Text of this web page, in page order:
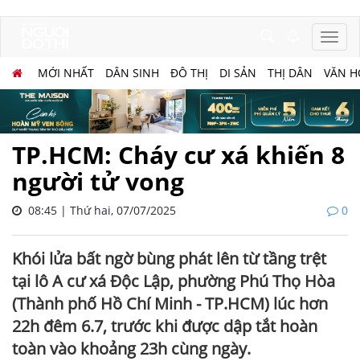
MỚI NHẤT DÂN SINH ĐÔ THỊ DI SẢN THỊ DÂN VĂN
TP.HCM: Cháy cư xá khiến 8
người tử vong
08:45 | Thứ hai, 07/07/2025 0
Khói lửa bất ngờ bùng phát lên từ tầng trệt
tại lô A cư xá Độc Lập, phường Phú Thọ Hòa
(Thành phố Hồ Chí Minh - TP.HCM) lúc hơn
22h đêm 6.7, trước khi được dập tắt hoàn
toàn vào khoảng 23h cùng ngày.